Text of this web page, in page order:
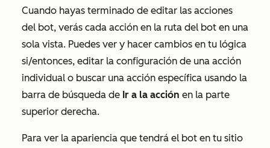
Cuando hayas terminado de editar las acciones
del bot, verás cada acción en la ruta del bot en una
sola vista. Puedes ver y hacer cambios en tu lógica
si/entonces, editar la configuración de una acción
individual o buscar una acción específica usando la
barra de búsqueda de Ir a la acción en la parte
superior derecha.
Para ver la apariencia que tendrá el bot en tu sitio